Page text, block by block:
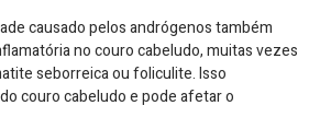
causado pelos andrógenos também
no couro cabeludo, muitas vezes
seborreica ou foliculite. Isso
couro cabeludo e pode afetar o